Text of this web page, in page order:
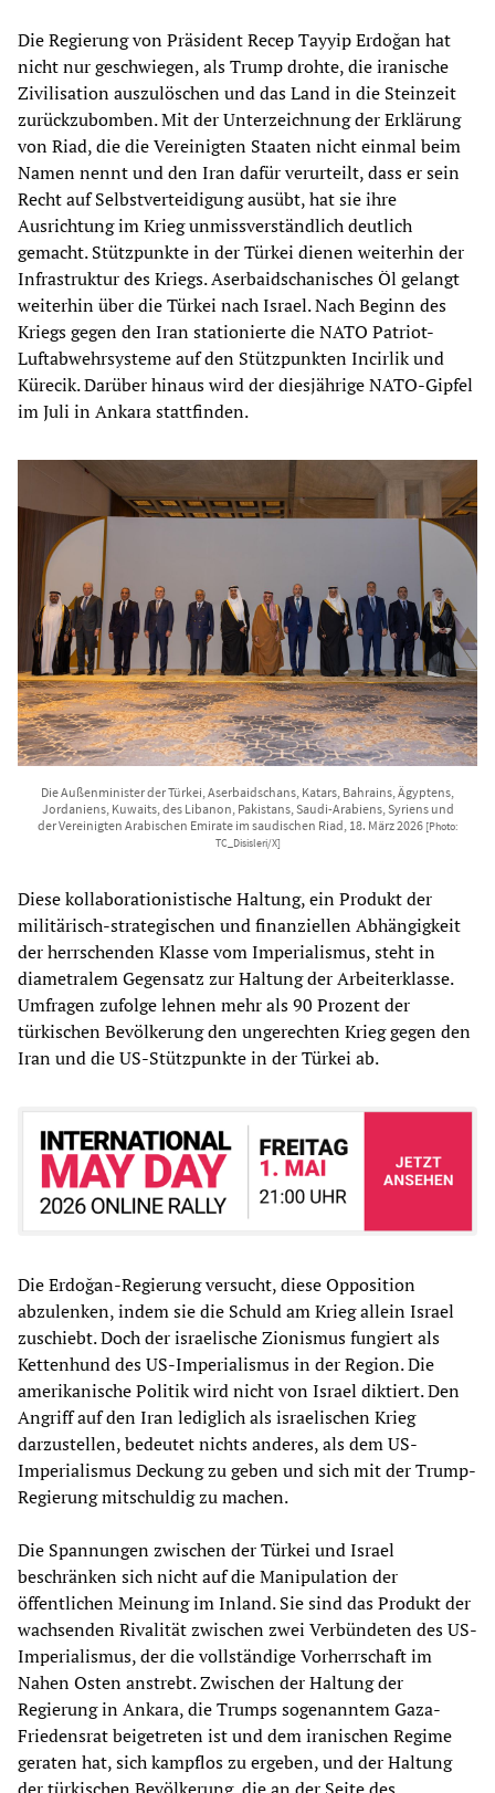
Die Regierung von Präsident Recep Tayyip Erdoğan hat
nicht nur geschwiegen, als Trump drohte, die iranische
Zivilisation auszulöschen und das Land in die Steinzeit
zurückzubomben. Mit der Unterzeichnung der Erklärung
von Riad, die die Vereinigten Staaten nicht einmal beim
Namen nennt und den Iran dafür verurteilt, dass er sein
Recht auf Selbstverteidigung ausübt, hat sie ihre
Ausrichtung im Krieg unmissverständlich deutlich
gemacht. Stützpunkte in der Türkei dienen weiterhin der
Infrastruktur des Kriegs. Aserbaidschanisches Öl gelangt
weiterhin über die Türkei nach Israel. Nach Beginn des
Kriegs gegen den Iran stationierte die NATO Patriot-
Luftabwehrsysteme auf den Stützpunkten Incirlik und
Kürecik. Darüber hinaus wird der diesjährige NATO-Gipfel
im Juli in Ankara stattfinden.
Die Außenminister der Türkei, Aserbaidschans, Katars, Bahrains, Ägyptens,
Jordaniens, Kuwaits, des Libanon, Pakistans, Saudi-Arabiens, Syriens und
der Vereinigten Arabischen Emirate im saudischen Riad, 18. März 2026 [Photo:
TC_Disisleri/X]
Diese kollaborationistische Haltung, ein Produkt der
militärisch-strategischen und finanziellen Abhängigkeit
der herrschenden Klasse vom Imperialismus, steht in
diametralem Gegensatz zur Haltung der Arbeiterklasse.
Umfragen zufolge lehnen mehr als 90 Prozent der
türkischen Bevölkerung den ungerechten Krieg gegen den
Iran und die US-Stützpunkte in der Türkei ab.
Die Erdoğan-Regierung versucht, diese Opposition
abzulenken, indem sie die Schuld am Krieg allein Israel
zuschiebt. Doch der israelische Zionismus fungiert als
Kettenhund des US-Imperialismus in der Region. Die
amerikanische Politik wird nicht von Israel diktiert. Den
Angriff auf den Iran lediglich als israelischen Krieg
darzustellen, bedeutet nichts anderes, als dem US-
Imperialismus Deckung zu geben und sich mit der Trump-
Regierung mitschuldig zu machen.
Die Spannungen zwischen der Türkei und Israel
beschränken sich nicht auf die Manipulation der
öffentlichen Meinung im Inland. Sie sind das Produkt der
wachsenden Rivalität zwischen zwei Verbündeten des US-
Imperialismus, der die vollständige Vorherrschaft im
Nahen Osten anstrebt. Zwischen der Haltung der
Regierung in Ankara, die Trumps sogenanntem Gaza-
Friedensrat beigetreten ist und dem iranischen Regime
geraten hat, sich kampflos zu ergeben, und der Haltung